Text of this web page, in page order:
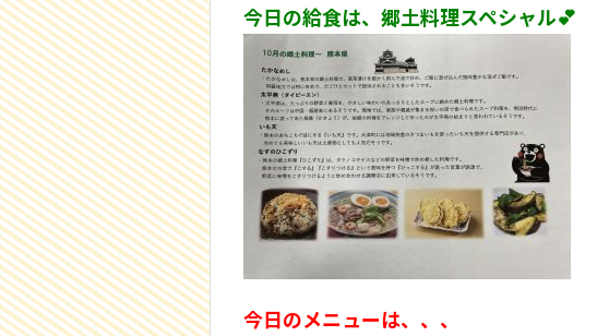
今日の給食は、郷土料理スペシャル💕
今日のメニューは、、、